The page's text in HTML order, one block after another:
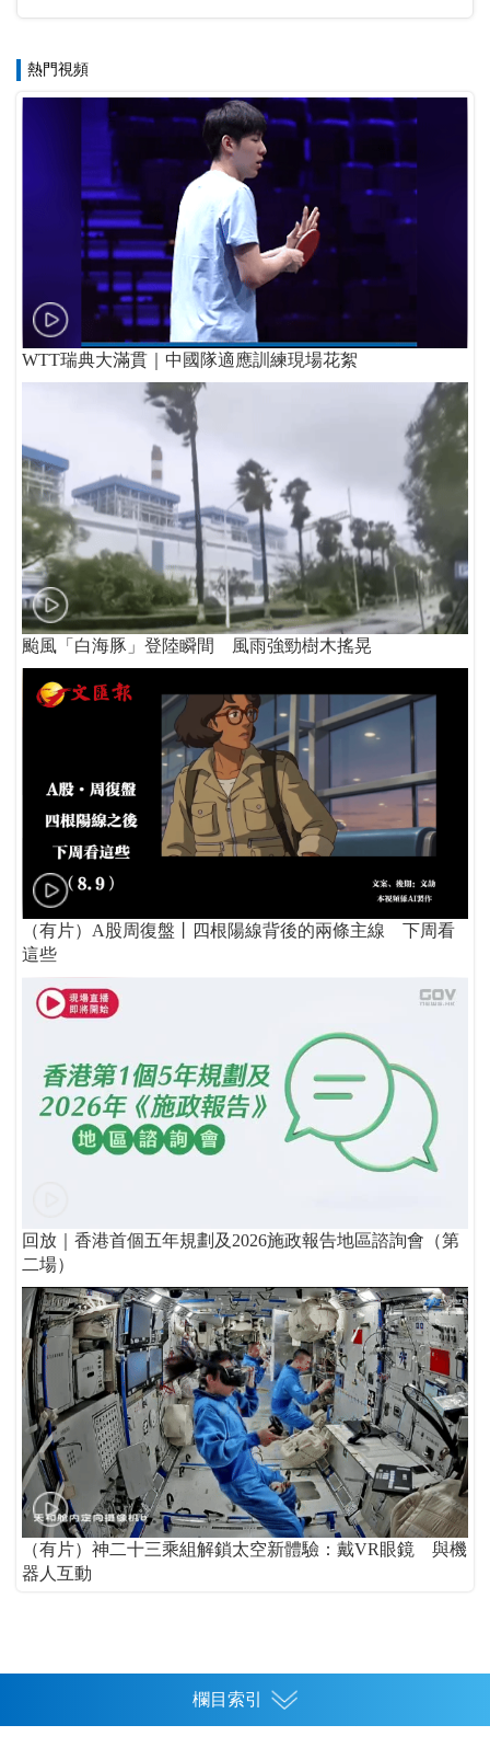
熱門視頻
WTT瑞典大滿貫｜中國隊適應訓練現場花絮
颱風「白海豚」登陸瞬間 風雨強勁樹木搖晃
（有片）A股周復盤丨四根陽線背後的兩條主線 下周看
這些
回放｜香港首個五年規劃及2026施政報告地區諮詢會（第
二場）
（有片）神二十三乘組解鎖太空新體驗：戴VR眼鏡 與機
器人互動
欄目索引